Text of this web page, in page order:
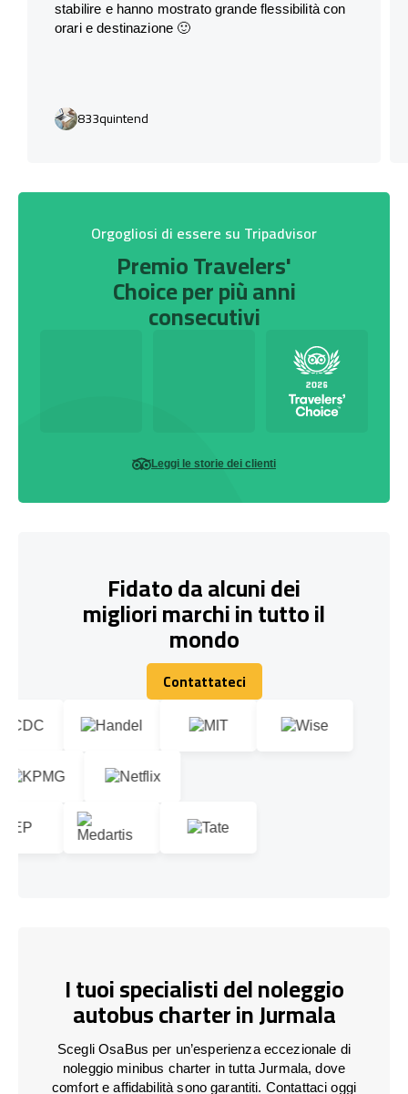
stabilire e hanno mostrato grande flessibilità con
orari e destinazione 🙂
833quintend
Orgogliosi di essere su Tripadvisor
Premio Travelers'
Choice per più anni
consecutivi
Leggi le storie dei clienti
Fidato da alcuni dei
migliori marchi in tutto il
mondo
Contattateci
Contattateci
I tuoi specialisti del noleggio
autobus charter in Jurmala
Scegli OsaBus per un’esperienza eccezionale di
noleggio minibus charter in tutta Jurmala, dove
comfort e affidabilità sono garantiti. Contattaci oggi